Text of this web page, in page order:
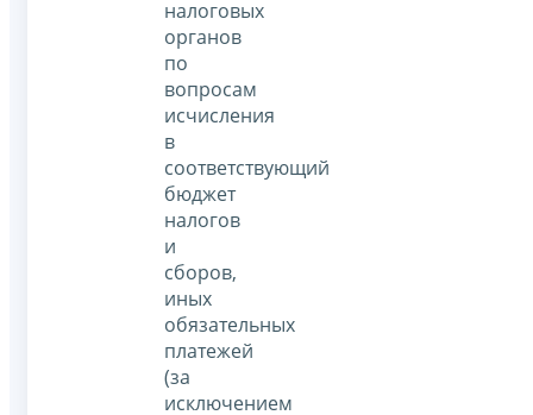
налоговых
органов
по
вопросам
исчисления
в
соответствующий
бюджет
налогов
и
сборов,
иных
обязательных
платежей
(за
исключением